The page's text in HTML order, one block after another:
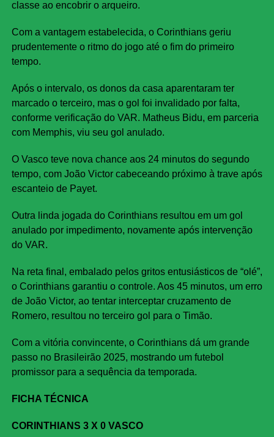
classe ao encobrir o arqueiro.
Com a vantagem estabelecida, o Corinthians geriu
prudentemente o ritmo do jogo até o fim do primeiro
tempo.
Após o intervalo, os donos da casa aparentaram ter
marcado o terceiro, mas o gol foi invalidado por falta,
conforme verificação do VAR. Matheus Bidu, em parceria
com Memphis, viu seu gol anulado.
O Vasco teve nova chance aos 24 minutos do segundo
tempo, com João Victor cabeceando próximo à trave após
escanteio de Payet.
Outra linda jogada do Corinthians resultou em um gol
anulado por impedimento, novamente após intervenção
do VAR.
Na reta final, embalado pelos gritos entusiásticos de “olé”,
o Corinthians garantiu o controle. Aos 45 minutos, um erro
de João Victor, ao tentar interceptar cruzamento de
Romero, resultou no terceiro gol para o Timão.
Com a vitória convincente, o Corinthians dá um grande
passo no Brasileirão 2025, mostrando um futebol
promissor para a sequência da temporada.
FICHA TÉCNICA
CORINTHIANS 3 X 0 VASCO